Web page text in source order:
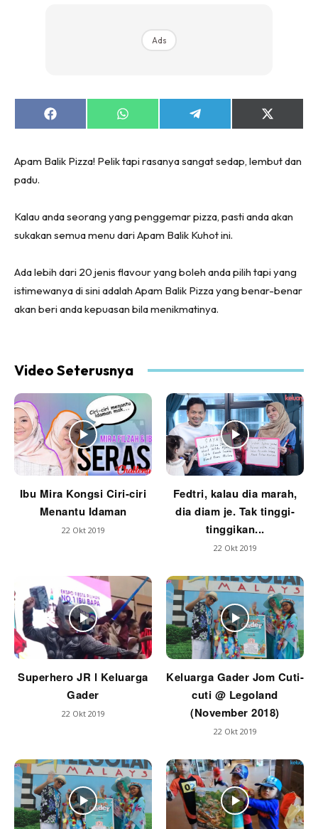
Ads
Share
on
Share
on
Share
on
Share
on
Apam Balik Pizza! Pelik tapi rasanya sangat sedap, lembut dan
padu.
Kalau anda seorang yang penggemar pizza, pasti anda akan
sukakan semua menu dari Apam Balik Kuhot ini.
Ada lebih dari 20 jenis flavour yang boleh anda pilih tapi yang
istimewanya di sini adalah Apam Balik Pizza yang benar-benar
akan beri anda kepuasan bila menikmatinya.
Video Seterusnya
Ibu Mira Kongsi Ciri-ciri
Menantu Idaman
22 Okt 2019
Fedtri, kalau dia marah,
dia diam je. Tak tinggi-
tinggikan...
22 Okt 2019
Superhero JR l Keluarga
Gader
22 Okt 2019
Keluarga Gader Jom Cuti-
cuti @ Legoland
(November 2018)
22 Okt 2019